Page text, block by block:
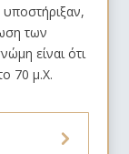
υποστήριξαν,
των
είναι ότι
70 μ.Χ.